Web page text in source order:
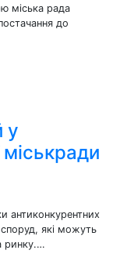
міська рада
до
у
міськради
антиконкурентних
які можуть
ринку.…